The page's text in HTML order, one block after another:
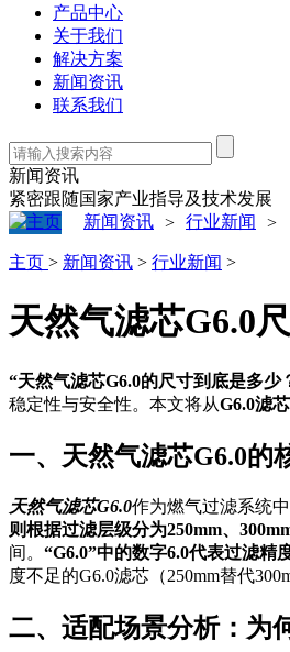
产品中心
关于我们
解决方案
新闻资讯
联系我们
新闻资讯
紧密跟随国家产业指导及技术发展
新闻资讯 > 行业新闻 >
主页 > 新闻资讯 > 行业新闻 >
天然气滤芯G6.0
“天然气滤芯G6.0的尺寸到底是多少
稳定性与安全性。本文将从G6.0滤
一、天然气滤芯G6.0的
天然气滤芯G6.0作为燃气过滤系统
则根据过滤层级分为250mm、
间。 “G6.0”中的数字6.0代表过滤精
度不足的G6.0滤芯（250mm替代
二、适配场景分析：为